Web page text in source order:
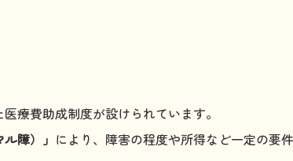
療費助成制度が設けられています。
障）」 により、障害の程度や所得など一定の要